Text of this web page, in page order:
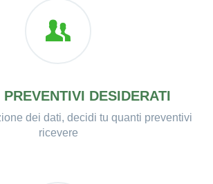
DESIDERATI
dei dati, decidi tu quanti preventivi
ricevere